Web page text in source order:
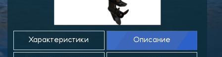
Характеристики Описание